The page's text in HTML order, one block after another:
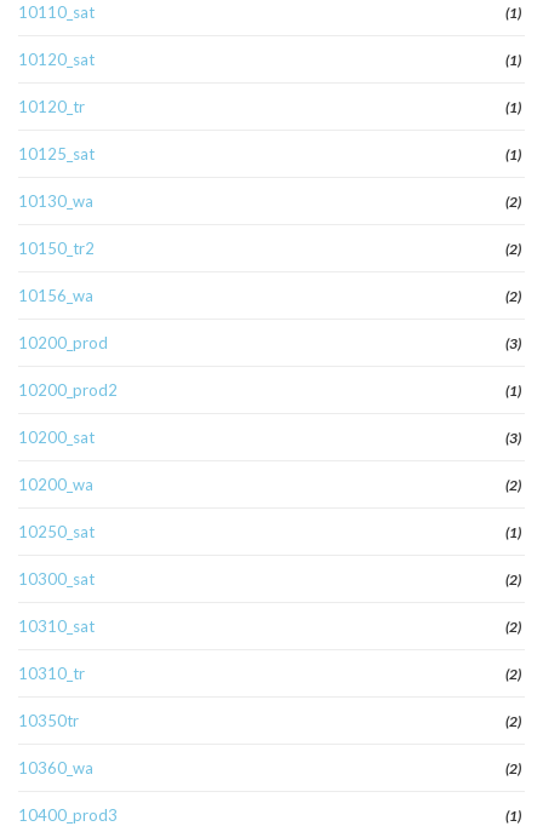
10110_sat (1)
10120_sat (1)
10120_tr (1)
10125_sat (1)
10130_wa (2)
10150_tr2 (2)
10156_wa (2)
10200_prod (3)
10200_prod2 (1)
10200_sat (3)
10200_wa (2)
10250_sat (1)
10300_sat (2)
10310_sat (2)
10310_tr (2)
10350tr (2)
10360_wa (2)
10400_prod3 (1)